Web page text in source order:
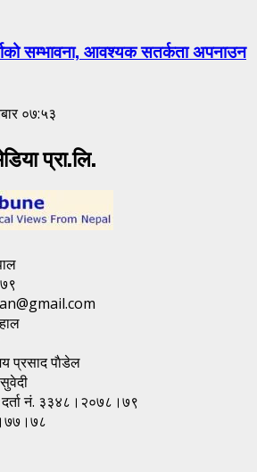
सम्भावना, आवश्यक सतर्कता अपनाउन
०७:५३
प्रा.लि.
प्रसाद पाैडेल
नं. ३३४८।२०७८।७९